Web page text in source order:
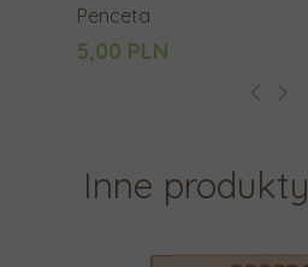
Inne produkty
Penceta
5,00 PLN